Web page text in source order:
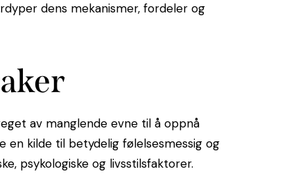
dens mekanismer, fordeler og
av manglende evne til å oppnå
kilde til betydelig følelsesmessig og
psykologiske og livsstilsfaktorer.